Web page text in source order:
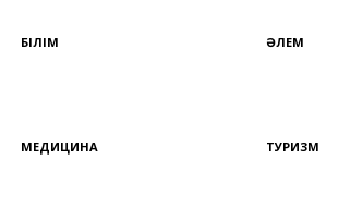
БІЛІМ ӘЛЕМ
МЕДИЦИНА ТУРИЗМ